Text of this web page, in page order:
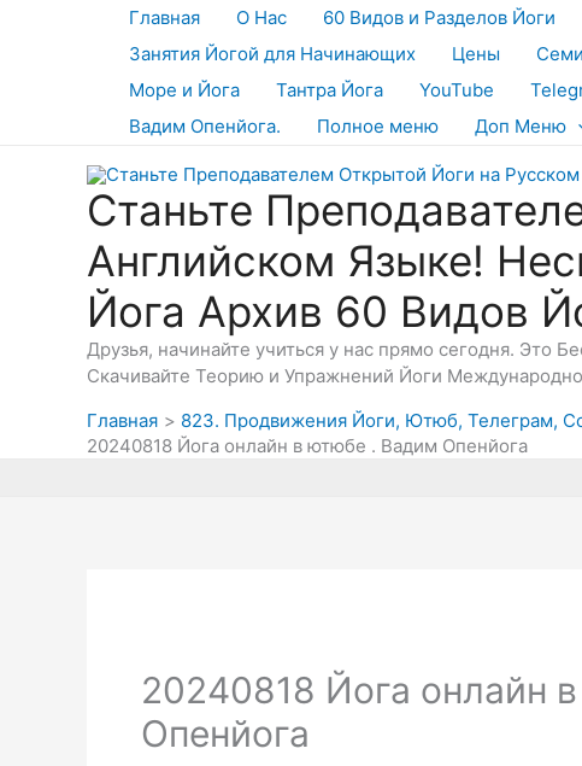
Главная О Нас 60 Видов и Разделов Йоги
Занятия Йогой для Начинающих
Цены
Море и Йога
Тантра Йога YouTube
Вадим Опенйога.
Полное меню Доп Меню
Станьте
Английском Языке!
Йога Архив 60 Видов
Друзья, начинайте учиться у нас прямо сегодня. Это
Скачивайте Теорию и Упражнений Йоги
Главная
823. Продвижения Йоги, Ютюб, Телеграм,
20240818 Йога онлайн в ютюбе . Вадим Опенйога
20240818 Йога онлайн
Опенйога